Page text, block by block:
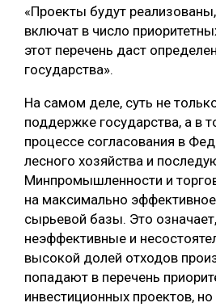
«Проекты будут
включат в число
этот перечень даст
государства».
На самом деле, суть не
поддержке государства, а в
процессе согласования в
лесного хозяйства и
Минпромышленности и
на максимально
сырьевой базы. Это
неэффективные и
высокой долей отходов
попадают в перечень
инвестиционных проектов,